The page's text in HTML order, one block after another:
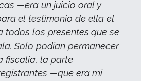
—era un juicio oral y
el testimonio de ella el
todos los presentes que se
Solo podían permanecer
fiscalía, la parte
—que era mi